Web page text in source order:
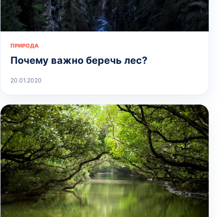
ПРИРОДА
Почему важно беречь лес?
20.01.2020